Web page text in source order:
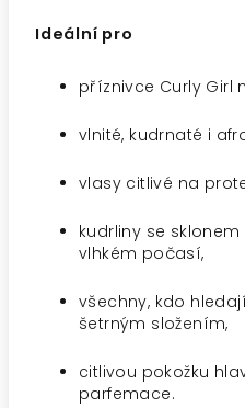
Ideální pro
příznivce Curly Girl
vlnité, kudrnaté i
vlasy citlivé na
kudrliny se
vlhkém počasí,
všechny, kdo
šetrným složením,
citlivou pokožku
parfemace.